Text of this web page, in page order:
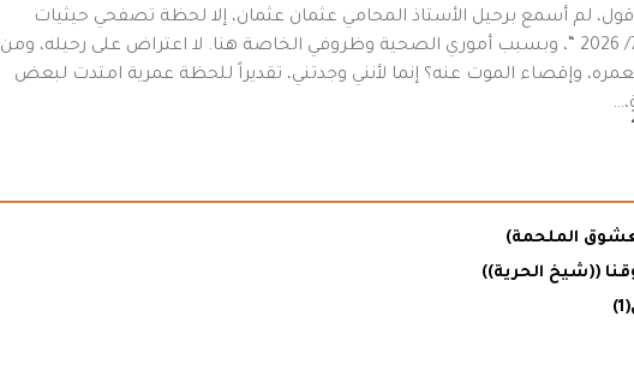
لم أسمع برحيل الأستاذ المحامي عثمان عثمان، إلا لحظة تصفحي حيثيات
أربعينيته في قامشلو ” 31-7/ 2026 “، وبسبب أموري الصحية وظروفي الخاصة هنا. لا اعتراض على رحيله، ومن
وإقصاء الموت عنه؟ إنما لأنني وجدتني، تقديراً للحظة عمرية امتدت لبعض
الملحمة)
((شيخ الحرية))